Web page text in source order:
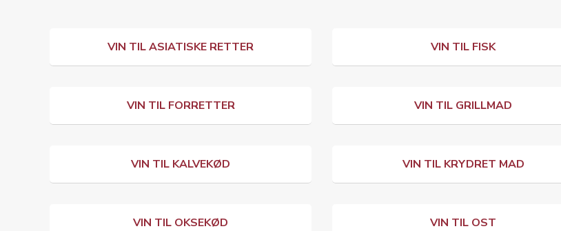
VIN TIL ASIATISKE RETTER VIN TIL FISK
VIN TIL FORRETTER VIN TIL GRILLMAD
VIN TIL KALVEKØD VIN TIL KRYDRET MAD
VIN TIL OKSEKØD VIN TIL OST